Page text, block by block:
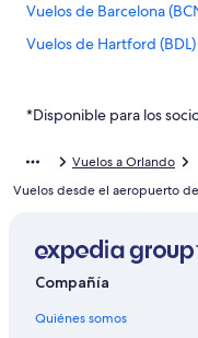
Vuelos de Barcelona
Vuelos de Hartford
Vuelos de Aeropuerto
(BOG) a Orlando (ORL)
Vuelos de Boise (BOI) a
Vuelos de Boston (BOS)
Vuelos de Brownsville
Vuelos de Buenos Aires
Vuelos de Buffalo (BUF)
*Disponible para los
Vuelos a Orlando
Vuelos desde el aeropuerto
Compañía
Quiénes somos